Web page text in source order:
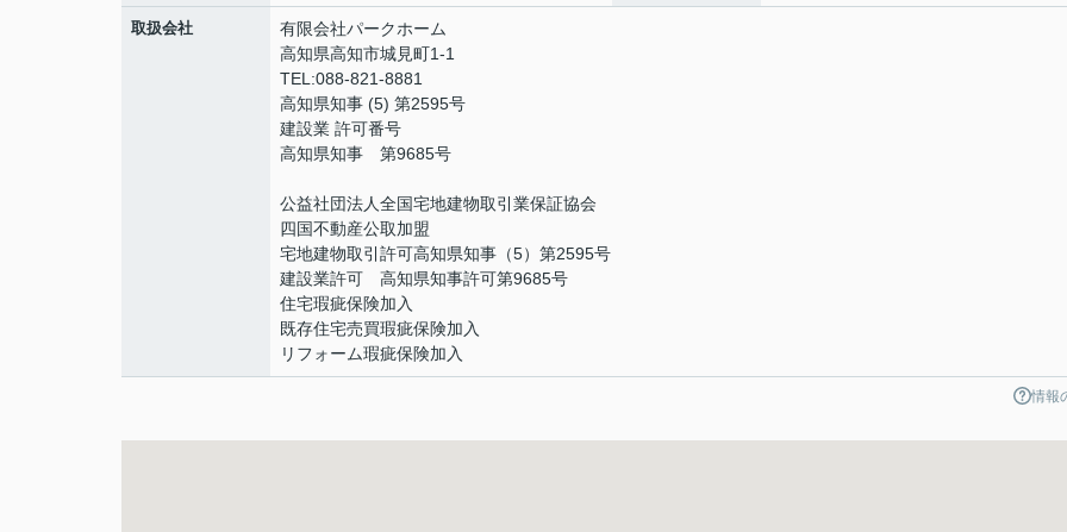
取扱会社
有限会社パークホーム
高知県高知市城見町1-1
TEL:088-821-8881
高知県知事 (5) 第2595号
建設業 許可番号
高知県知事 第9685号
公益社団法人全国宅地建物取引業保証協会
四国不動産公取加盟
宅地建物取引許可高知県知事（5）第2595号
建設業許可 高知県知事許可第9685号
住宅瑕疵保険加入
既存住宅売買瑕疵保険加入
リフォーム瑕疵保険加入
情報